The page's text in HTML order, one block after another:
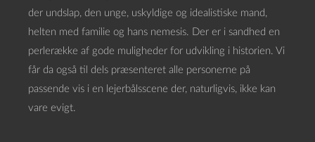
der undslap, den unge, uskyldige og idealistiske mand,
helten med familie og hans nemesis. Der er i sandhed en
perlerække af gode muligheder for udvikling i historien. Vi
får da også til dels præsenteret alle personerne på
passende vis i en lejerbålsscene der, naturligvis, ikke kan
vare evigt.